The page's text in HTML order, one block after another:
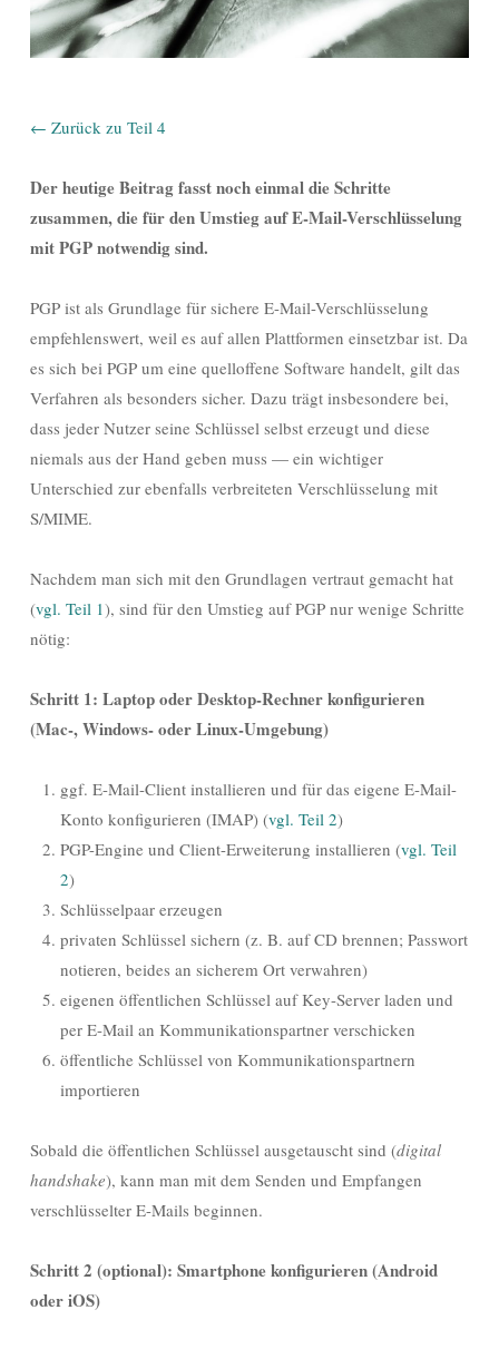
← Zurück zu Teil 4
Der heutige Beitrag fasst noch einmal die Schritte
zusammen, die für den Umstieg auf E-Mail-Verschlüsselung
mit PGP notwendig sind.
PGP ist als Grundlage für sichere E-Mail-Verschlüsselung
empfehlenswert, weil es auf allen Plattformen einsetzbar ist. Da
es sich bei PGP um eine quelloffene Software handelt, gilt das
Verfahren als besonders sicher. Dazu trägt insbesondere bei,
dass jeder Nutzer seine Schlüssel selbst erzeugt und diese
niemals aus der Hand geben muss — ein wichtiger
Unterschied zur ebenfalls verbreiteten Verschlüsselung mit
S/MIME.
Nachdem man sich mit den Grundlagen vertraut gemacht hat
(vgl. Teil 1), sind für den Umstieg auf PGP nur wenige Schritte
nötig:
Schritt 1: Laptop oder Desktop-Rechner konfigurieren
(Mac-, Windows- oder Linux-Umgebung)
ggf. E-Mail-Client installieren und für das eigene E-Mail-
Konto konfigurieren (IMAP) (vgl. Teil 2)
PGP-Engine und Client-Erweiterung installieren (vgl. Teil
2)
Schlüsselpaar erzeugen
privaten Schlüssel sichern (z. B. auf CD brennen; Passwort
notieren, beides an sicherem Ort verwahren)
eigenen öffentlichen Schlüssel auf Key-Server laden und
per E-Mail an Kommunikationspartner verschicken
öffentliche Schlüssel von Kommunikationspartnern
importieren
Sobald die öffentlichen Schlüssel ausgetauscht sind (digital
handshake), kann man mit dem Senden und Empfangen
verschlüsselter E-Mails beginnen.
Schritt 2 (optional): Smartphone konfigurieren (Android
oder iOS)